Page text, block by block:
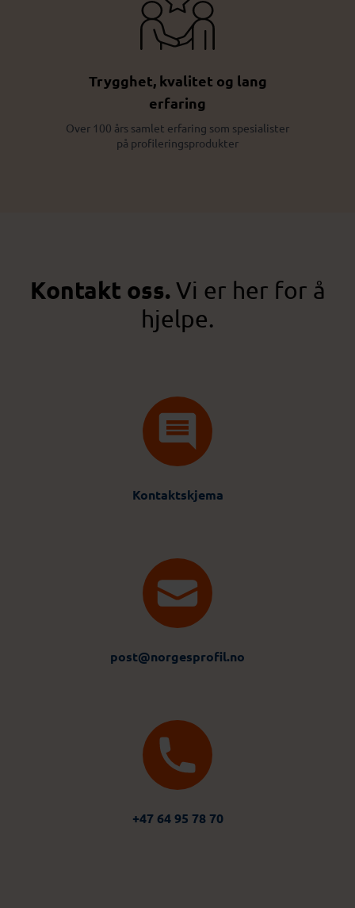
Trygghet, kvalitet og lang
erfaring
Over 100 års samlet erfaring som spesialister
på profileringsprodukter
Kontakt oss.Vi er her for å
hjelpe.
Kontaktskjema
post@norgesprofil.no
+47 64 95 78 70